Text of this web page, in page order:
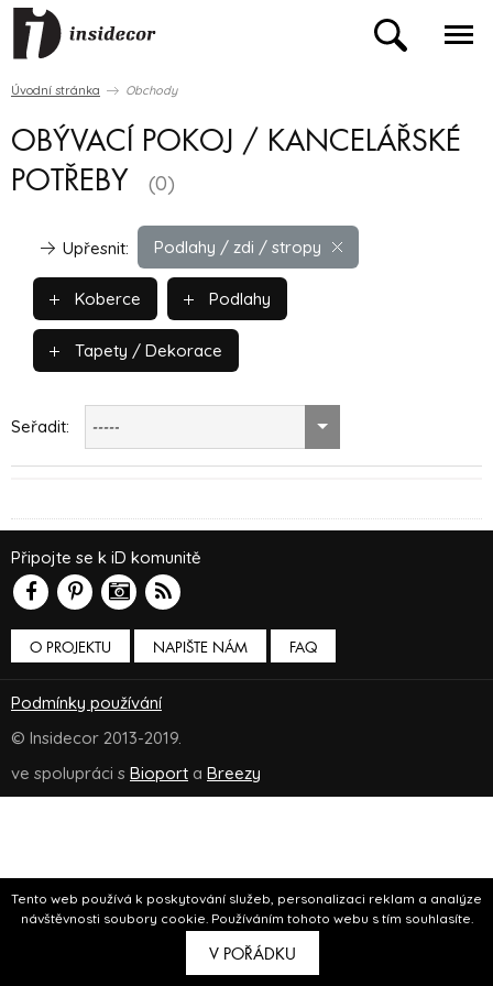
Tento web používá k poskytování služeb, personalizaci reklam a analýze
návštěvnosti soubory cookie. Používáním tohoto webu s tím souhlasíte.
V POŘÁDKU
Úvodní stránka Obchody
OBÝVACÍ POKOJ / KANCELÁŘSKÉ
POTŘEBY
(0)
Podlahy / zdi / stropy
Upřesnit:
Koberce Podlahy
Tapety / Dekorace
Seřadit: -----
O PROJEKTU NAPIŠTE NÁM
Připojte se k iD komunitě
FAQ
Podmínky používání
© Insidecor 2013-2019.
ve spolupráci s Bioport a Breezy